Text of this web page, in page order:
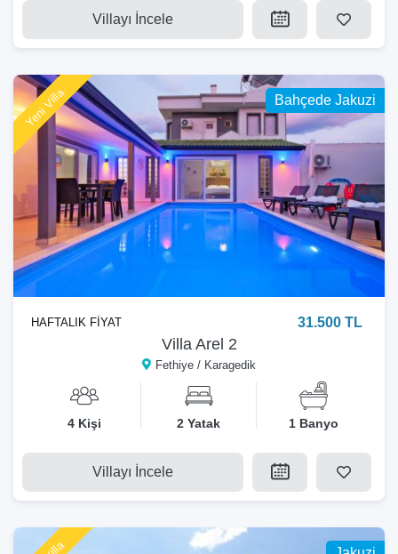
Villayı İncele
Bahçede Jakuzi
Yeni Villa
Villa Arel 2
Fethiye / Karagedik
HAFTALIK FİYAT 31.500 TL
4 Kişi 2 Yatak 1 Banyo
Villayı İncele